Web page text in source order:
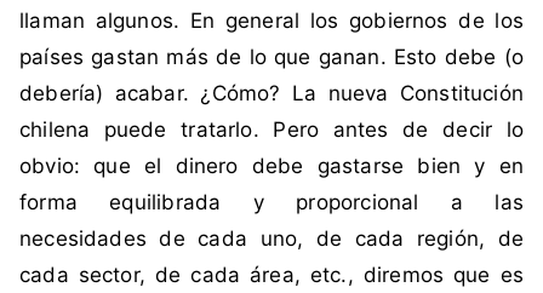
u
e
a
d
a
c
o
o
m
n
t
a
r
i
llaman algunos. En general los gobiernos de los
países gastan más de lo que ganan. Esto debe (o
debería) acabar. ¿Cómo? La nueva Constitución
chilena puede tratarlo. Pero antes de decir lo
obvio: que el dinero debe gastarse bien y en
forma equilibrada y proporcional a las
necesidades de cada uno, de cada región, de
cada sector, de cada área, etc., diremos que es